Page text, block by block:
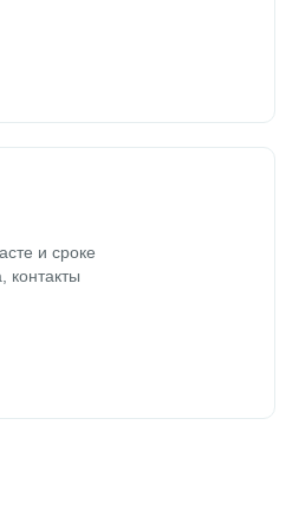
и сроке
контакты